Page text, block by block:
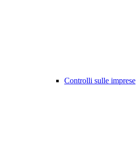
Controlli sulle imprese